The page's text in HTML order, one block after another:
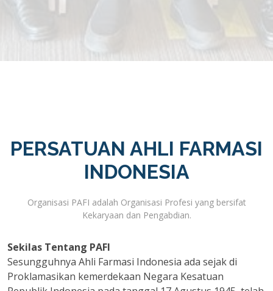
PERSATUAN AHLI FARMASI
INDONESIA
Organisasi PAFI adalah Organisasi Profesi yang bersifat
Kekaryaan dan Pengabdian.
Sekilas Tentang PAFI
Sesungguhnya Ahli Farmasi Indonesia ada sejak di
Proklamasikan kemerdekaan Negara Kesatuan